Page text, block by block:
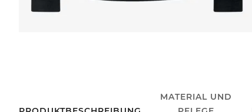
MATERIAL UND